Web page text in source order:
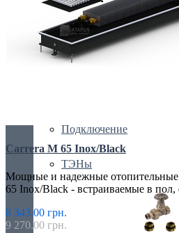
Все для полотенчиков
Подключение
ТЭНы
Carrera M 65 Inox/Black
Мощные и надежные
65 Inox/Black - встраиваемые в пол,
8 343.00 грн.
9 270.00 грн.